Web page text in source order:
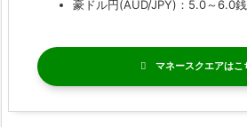
豪ドル円(AUD/JPY)：5.0～6.0銭
マネースクエア